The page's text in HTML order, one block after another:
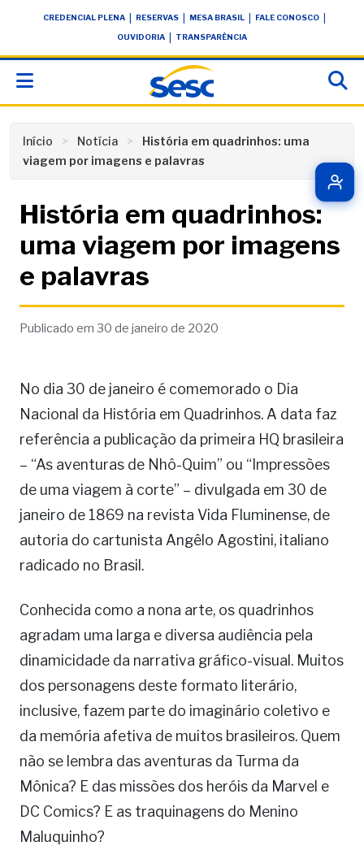
conteúdoCREDENCIAL PLENA RESERVAS MESA BRASIL FALE CONOSCO
OUVIDORIA TRANSPARÊNCIA
Início Notícia
História em quadrinhos: uma
viagem por imagens e palavras
História em quadrinhos:
uma viagem por imagens
e palavras
Publicado em 30 de janeiro de 2020
No dia 30 de janeiro é comemorado o Dia
Nacional da História em Quadrinhos. A data faz
referência a publicação da primeira HQ brasileira
– “As aventuras de Nhô-Quim” ou “Impressões
de uma viagem à corte” – divulgada em 30 de
janeiro de 1869 na revista Vida Fluminense, de
autoria do cartunista Angêlo Agostini, italiano
radicado no Brasil.
Conhecida como a nona arte, os quadrinhos
agradam uma larga e diversa audiência pela
dinamicidade da narrativa gráfico-visual. Muitos
dos personagens deste formato literário,
inclusive, fazem parte do imaginário coletivo e
da memória afetiva de muitos brasileiros. Quem
não se lembra das aventuras da Turma da
Mônica? E das missões dos heróis da Marvel e
DC Comics? E as traquinagens do Menino
Maluquinho?